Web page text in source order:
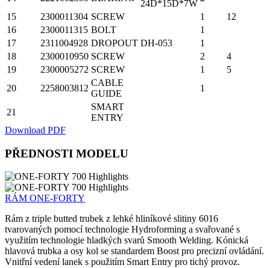
24D*15D*7W
15
2300011304 SCREW 1
12
16
2300011315 BOLT
1
17
2311004928 DROPOUT DH-053
1
18
2300010950 SCREW 2
4
19
2300005272 SCREW 1
5
20
2258003812
CABLE
GUIDE
1
21
SMART
ENTRY
Download PDF
PŘEDNOSTI MODELU
RÁM ONE-FORTY
Rám z triple butted trubek z lehké hliníkové slitiny 6016
tvarovaných pomocí technologie Hydroforming a svařované s
využitím technologie hladkých svarů Smooth Welding. Kónická
hlavová trubka a osy kol se standardem Boost pro precizní ovládání.
Vnitřní vedení lanek s použitím Smart Entry pro tichý provoz.